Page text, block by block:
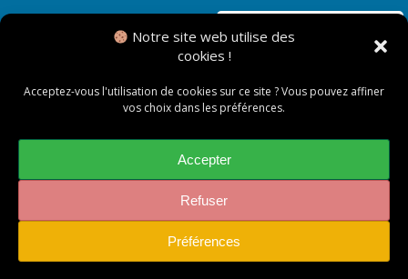
Notre site web utilise des
cookies !
Acceptez-vous l'utilisation de cookies sur ce site ? Vous pouvez affiner
vos choix dans les préférences.
Accepter
Refuser
Préférences
NOUS CONTACTER
Mentions légales
Politique des cookies